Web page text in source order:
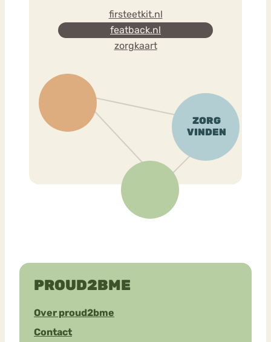
firsteetkit.nl
featback.nl
zorgkaart
PROUD2BME
Over proud2bme
Contact